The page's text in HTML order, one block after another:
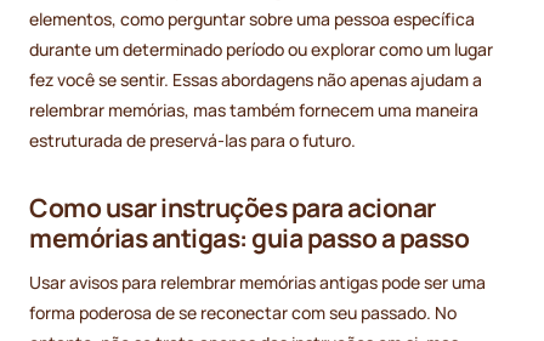
elementos, como perguntar sobre uma pessoa específica
durante um determinado período ou explorar como um lugar
fez você se sentir. Essas abordagens não apenas ajudam a
relembrar memórias, mas também fornecem uma maneira
estruturada de preservá-las para o futuro.
Como usar instruções para acionar
memórias antigas: guia passo a passo
Usar avisos para relembrar memórias antigas pode ser uma
forma poderosa de se reconectar com seu passado. No